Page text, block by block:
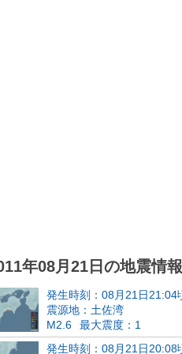
年08月21日の地震情報
発生時刻：08月21日21:04
震源地：土佐湾
M2.6
最大震度：1
発生時刻：08月21日20:08